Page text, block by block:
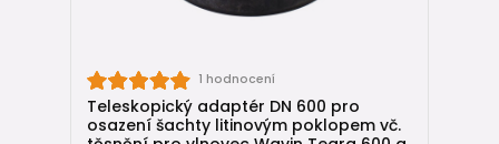
1 hodnocení
Teleskopický adaptér DN 600 pro
osazení šachty litinovým poklopem vč.